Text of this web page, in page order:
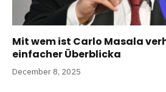
Mit wem ist Carlo Masala
einfacher Überblicka
December 8, 2025